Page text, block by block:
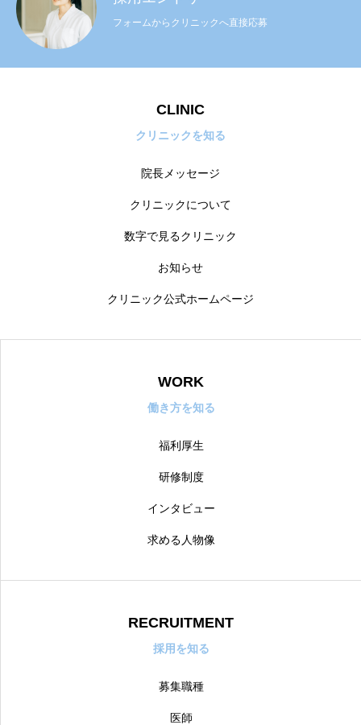
クリニックについて
フォームからクリニックへ直接応募
CLINIC
クリニックを知る
院長メッセージ
クリニックについて
数字で見るクリニック
お知らせ
クリニック公式ホームページ
WORK
働き方を知る
福利厚生
研修制度
インタビュー
求める人物像
RECRUITMENT
採用を知る
募集職種
医師